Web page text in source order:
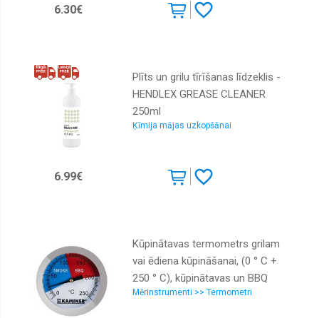
6.30€
Plīts un grilu tīrīšanas līdzeklis -
HENDLEX GREASE CLEANER
250ml
Ķīmija mājas uzkopšānai
6.99€
Kūpinātavas termometrs grilam
vai ēdiena kūpināšanai, (0 ° C +
250 ° C), kūpinātavas un BBQ
kontrole
Mērinstrumenti >> Termometri